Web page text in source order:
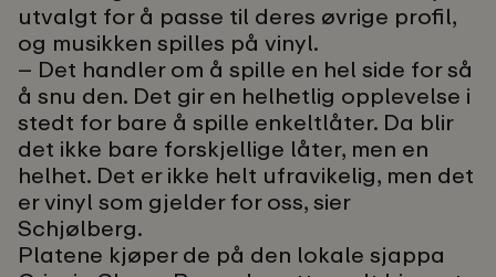
utvalgt for å passe til deres øvrige profil,
og musikken spilles på vinyl.
– Det handler om å spille en hel side for så
å snu den. Det gir en helhetlig opplevelse i
stedt for bare å spille enkeltlåter. Da blir
det ikke bare forskjellige låter, men en
helhet. Det er ikke helt ufravikelig, men det
er vinyl som gjelder for oss, sier
Schjølberg.
Platene kjøper de på den lokale sjappa